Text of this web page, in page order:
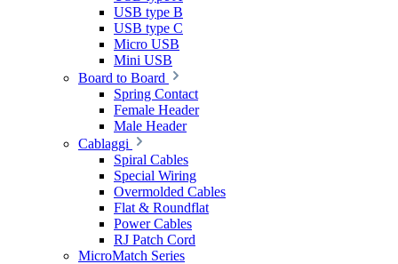
USB type B
USB type C
Micro USB
Mini USB
Board to Board
Spring Contact
Female Header
Male Header
Cablaggi
Spiral Cables
Special Wiring
Overmolded Cables
Flat & Roundflat
Power Cables
RJ Patch Cord
MicroMatch Series